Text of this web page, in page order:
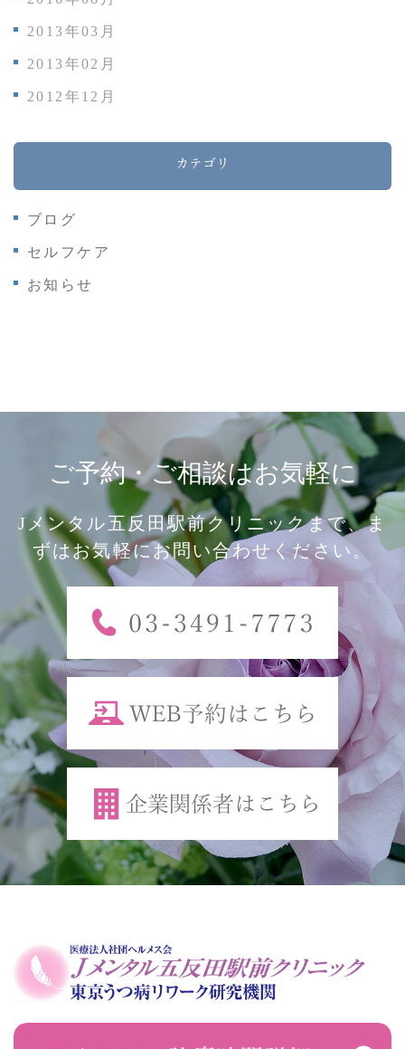
2013年03月
2013年02月
2012年12月
カテゴリ
ブログ
セルフケア
お知らせ
ご予約・ご相談はお気軽に
Jメンタル五反田駅前クリニックまで、ま
ずはお気軽にお問い合わせください。